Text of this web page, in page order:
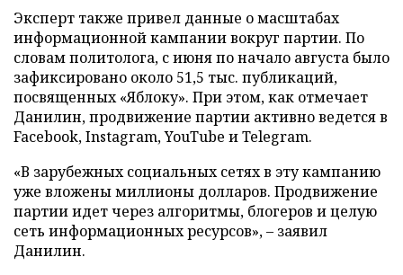
Эксперт также привел данные о масштабах
информационной кампании вокруг партии. По
словам политолога, с июня по начало августа было
зафиксировано около 51,5 тыс. публикаций,
посвященных «Яблоку». При этом, как отмечает
Данилин, продвижение партии активно ведется в
Facebook, Instagram, YouTube и Telegram.
«В зарубежных социальных сетях в эту кампанию
уже вложены миллионы долларов. Продвижение
партии идет через алгоритмы, блогеров и целую
сеть информационных ресурсов», – заявил
Данилин.